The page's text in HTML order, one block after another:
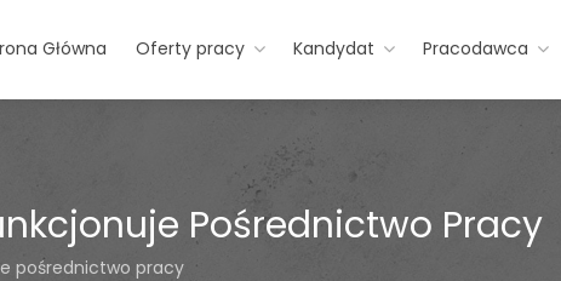
Główna Oferty pracy Kandydat Pracodawca
Pośrednictwo Pracy
pośrednictwo pracy